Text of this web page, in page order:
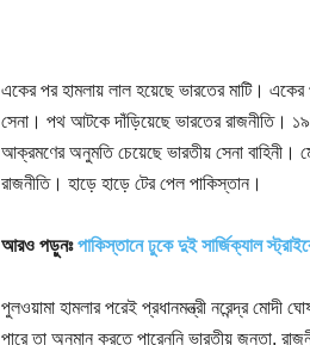
একের পর হামলায় লাল হয়েছে ভারতের মাটি।
সেনা। পথ আটকে দাঁড়িয়েছে ভারতের রাজনীতি।
আক্রমণের অনুমতি চেয়েছে ভারতীয় সেনা বাহিনী।
রাজনীতি। হাড়ে হাড়ে টের পেল পাকিস্তান।
আরও পড়ুনঃপাকিস্তানে ঢুকে দুই সার্জিক্যাল
পুলওয়ামা হামলার পরেই প্রধানমন্ত্রী নরেন্দ্র
পারে তা অনুমান করতে পারেননি ভারতীয় জনতা,